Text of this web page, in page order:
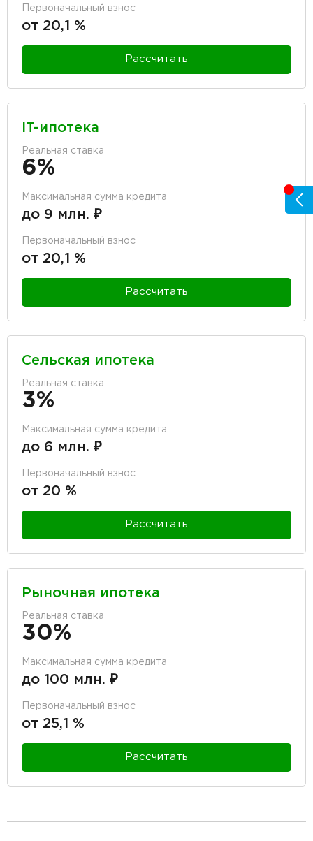
Первоначальный взнос
от 20,1 %
Рассчитать
IT-ипотека
Реальная ставка
6%
Максимальная сумма кредита
до 9 млн. ₽
Первоначальный взнос
от 20,1 %
Рассчитать
Сельская ипотека
Реальная ставка
3%
Максимальная сумма кредита
до 6 млн. ₽
Первоначальный взнос
от 20 %
Рассчитать
Рыночная ипотека
Реальная ставка
30%
Максимальная сумма кредита
до 100 млн. ₽
Первоначальный взнос
от 25,1 %
Рассчитать